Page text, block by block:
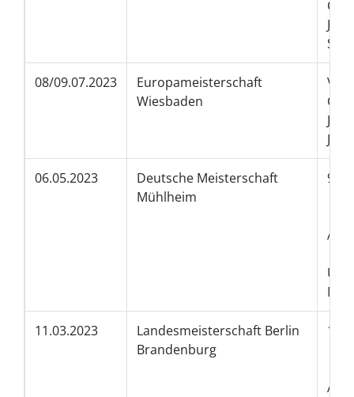
08/09.07.2023
Europameisterschaft
Wiesbaden
06.05.2023
Deutsche Meisterschaft
Mühlheim
All
11.03.2023
Landesmeisterschaft Berlin
Brandenburg
All